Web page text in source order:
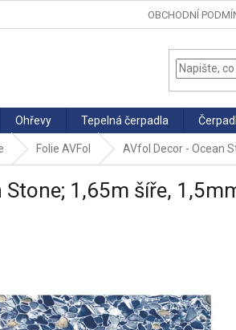
OBCHODNÍ
Ohřevy Tepelná čerpadla
Folie AVFol AVfol Decor - Ocean
Stone; 1,65m šíře,